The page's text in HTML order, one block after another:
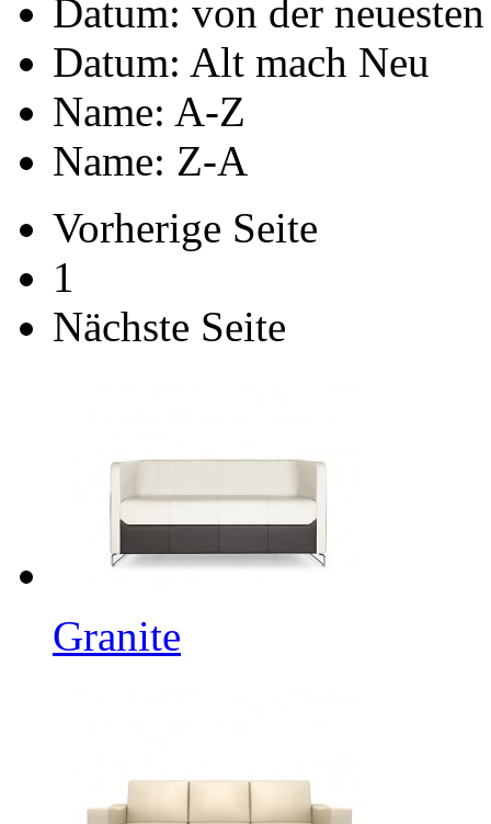
Datum: von der neuesten
Datum: Alt mach Neu
Name: A-Z
Name: Z-A
Vorherige Seite
1
Nächste Seite
Granite